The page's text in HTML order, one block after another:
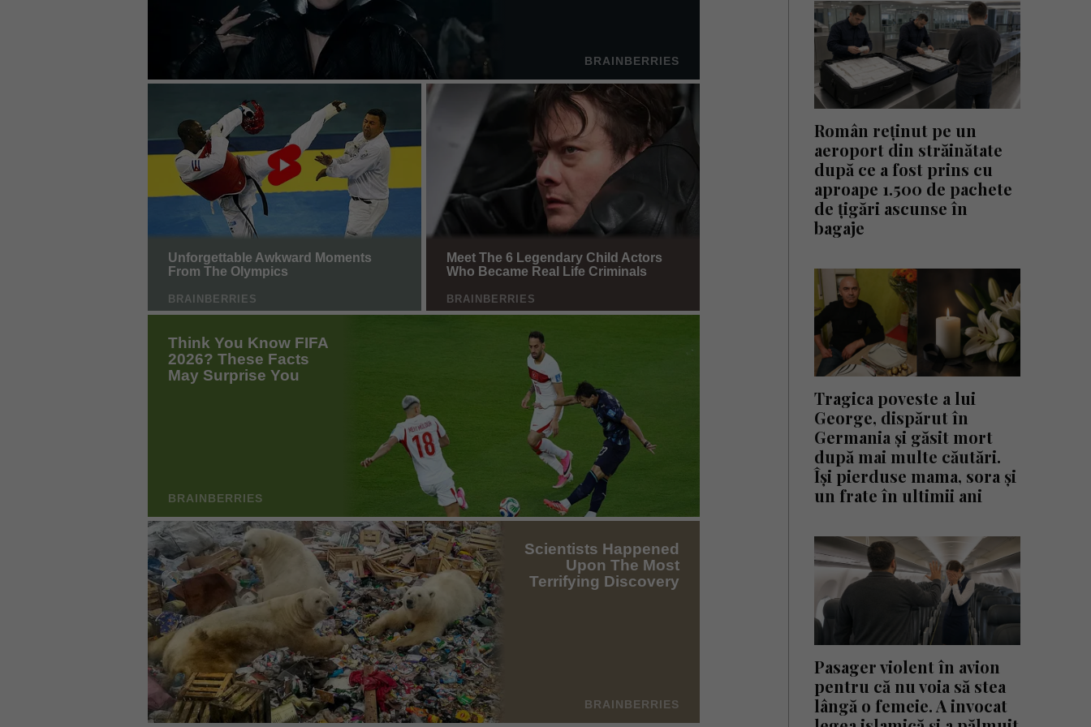
Român reținut pe un
aeroport din străinătate
după ce a fost prins cu
aproape 1.500 de pachete
de țigări ascunse în
bagaje
Tragica poveste a lui
George, dispărut în
Germania și găsit mort
după mai multe căutări.
Își pierduse mama, sora și
un frate în ultimii ani
Pasager violent în avion
pentru că nu voia să stea
lângă o femeie. A invocat